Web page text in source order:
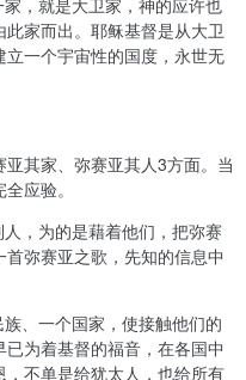
家而出。耶稣基督是从大卫
一个宇宙性的国度，永世无
其家、弥赛亚其人3方面。当
应验。
，为的是藉着他们，把弥赛
弥赛亚之歌，先知的信息中
、一个国家，使接触他们的
为着基督的福音，在各国中
不单是给犹太人，也给所有